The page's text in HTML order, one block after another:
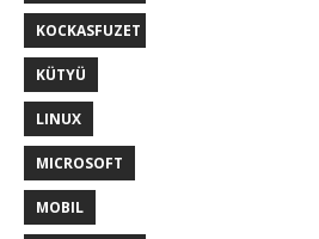
KOCKASFUZET
KÜTYÜ
LINUX
MICROSOFT
MOBIL